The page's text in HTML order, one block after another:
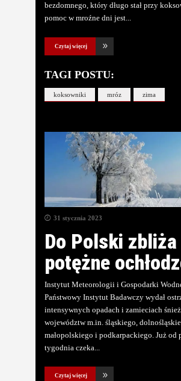
bezdomnego, który długo stał przy
pomoc w mroźne dni jest
Czytaj więcej
TAGI POSTU:
koksowniki mróz zima
31 stycznia 2023
Do Polski
potężne
Instytut Meteorologii i Gospodarki
Państwowy Instytut Badawczy wydał
intensywnych opadach i zamieciach
województw m.in. śląskiego,
małopolskiego i podkarpackiego. Już od
tygodnia czeka
Czytaj więcej